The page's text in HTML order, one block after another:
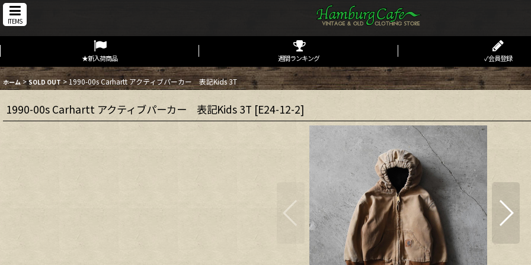
ITEMS
★新入荷商品 週間ランキング ✓会員登録
ホーム > SOLD OUT >1990-00s Carhartt アクティブパーカー 表記Kids 3T
1990-00s Carhartt アクティブパーカー 表記Kids 3T [E24-12-2]